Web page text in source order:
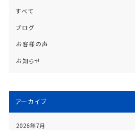
すべて
ブログ
お客様の声
お知らせ
アーカイブ
2026年7月